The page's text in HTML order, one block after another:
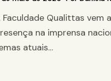
Faculdade Qualittas vem
na imprensa
atuais…